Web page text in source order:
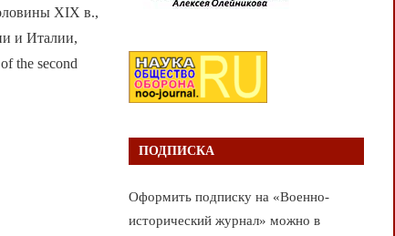
XIX в.,
и Италии,
the second
ПОДПИСКА
Оформить подписку на «Военно-
исторический журнал» можно в